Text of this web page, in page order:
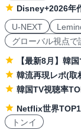
Disney+2026年
U-NEXT
グローバル視点で
【最新8月】韓
韓流再現レポ(取
韓国TV視聴率
Netflix世界
トンイ